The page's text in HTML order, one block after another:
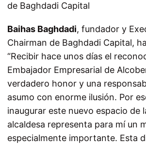
de Baghdadi Capital
Baihas Baghdadi, fundador y
Chairman de Baghdadi Capital,
“Recibir hace unos días el
Embajador Empresarial de
verdadero honor y una
asumo con enorme ilusión. Por
inaugurar este nuevo espacio de
alcaldesa representa para mí un
especialmente importante. Esta